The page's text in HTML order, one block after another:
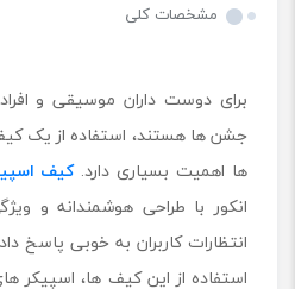
B
o
E
c
o
r
مشخصات کلی
برای دوست داران موسیقی و
جشن‌ ها هستند، استفاده از یک
ها اهمیت بسیاری دارد.کیف
انکور با طراحی هوشمندانه و
انتظارات کاربران به خوبی پاسخ